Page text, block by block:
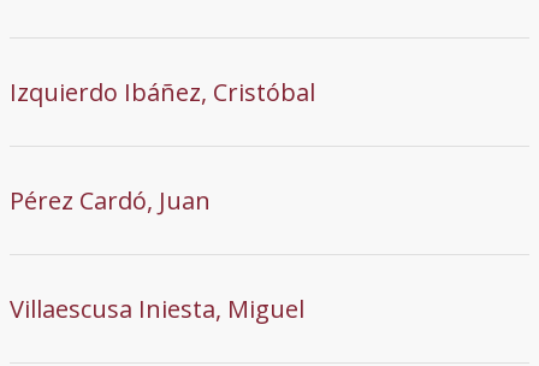
Izquierdo Ibáñez, Cristóbal
Pérez Cardó, Juan
Villaescusa Iniesta, Miguel